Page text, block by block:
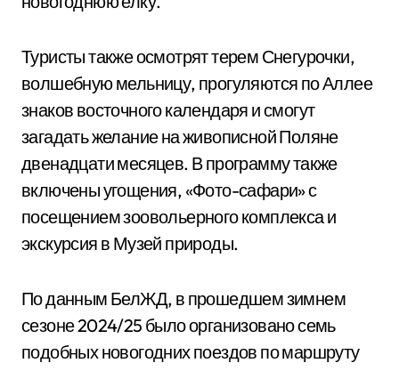
Туристы также осмотрят терем Снегурочки,
волшебную мельницу, прогуляются по Аллее
знаков восточного календаря и смогут
загадать желание на живописной Поляне
двенадцати месяцев. В программу также
включены угощения, «Фото-сафари» с
посещением зоовольерного комплекса и
экскурсия в Музей природы.
По данным БелЖД, в прошедшем зимнем
сезоне 2024/25 было организовано семь
подобных новогодних поездов по маршруту